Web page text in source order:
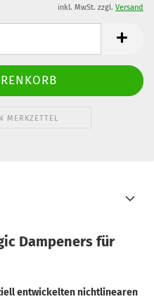
inkl. MwSt. zzgl. Versand
MERKZETTEL
Dampeners für
entwickelten nichtlinearen